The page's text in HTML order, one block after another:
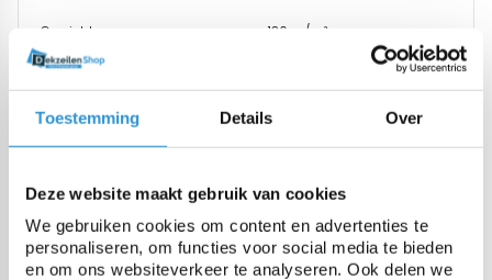
Toestemming Details Over
Deze website maakt gebruik van cookies
We gebruiken cookies om content en advertenties te
personaliseren, om functies voor social media te bieden
en om ons websiteverkeer te analyseren. Ook delen we
Gewicht ca. 130 gr/m²
UV gestabiliseerd ja, 300 Kly